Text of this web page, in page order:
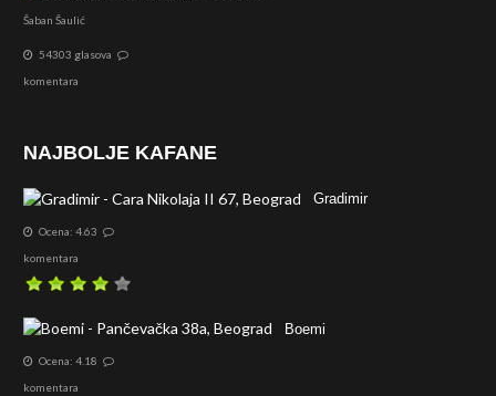
Šaban Šaulić
54303 glasova
komentara
NAJBOLJE KAFANE
Gradimir
Ocena: 4.63
komentara
Boemi
Ocena: 4.18
komentara